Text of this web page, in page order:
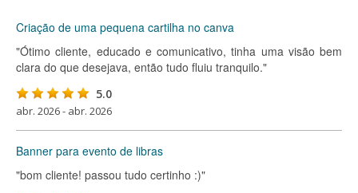
Criação de uma pequena cartilha no canva
"Ótimo cliente, educado e comunicativo, tinha uma visão bem
clara do que desejava, então tudo fluiu tranquilo."
5.0
abr. 2026 - abr. 2026
Banner para evento de libras
"bom cliente! passou tudo certinho :)"